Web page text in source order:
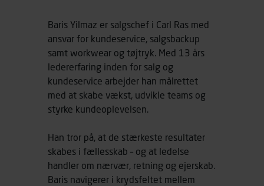
Baris Yilmaz er salgschef i Carl Ras med
ansvar for kundeservice, salgsbackup
samt workwear og tøjtryk. Med 13 års
ledererfaring inden for salg og
kundeservice arbejder han målrettet
med at skabe vækst, udvikle teams og
styrke kundeoplevelsen.
Han tror på, at de stærkeste resultater
skabes i fællesskab – og at ledelse
handler om nærvær, retning og ejerskab.
Baris navigerer i krydsfeltet mellem